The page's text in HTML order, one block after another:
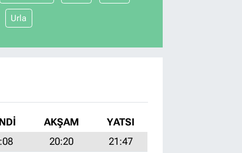
Urla
AKŞAM
YATSI
20:20
21:47